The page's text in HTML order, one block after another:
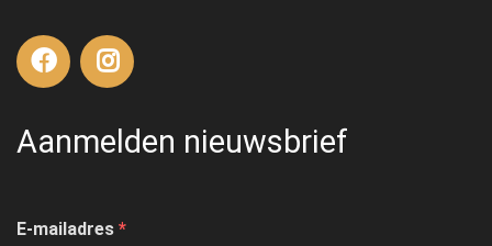
Aanmelden nieuwsbrief
E-mailadres *